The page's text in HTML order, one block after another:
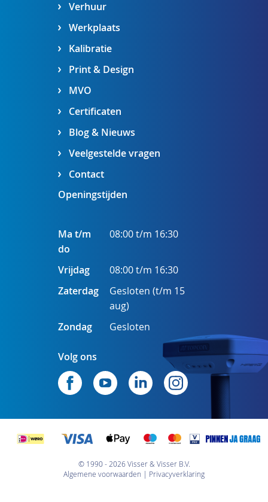
Verhuur
Werkplaats
Kalibratie
Print & Design
MVO
Certificaten
Blog & Nieuws
Veelgestelde vragen
Contact
Openingstijden
Ma t/m
do
08:00 t/m 16:30
Vrijdag
08:00 t/m 16:30
Zaterdag
Gesloten (t/m 15
aug)
Zondag
Gesloten
Volg ons
© 1990 - 2026 Visser & Visser B.V.
Algemene voorwaarden
Privacyverklaring